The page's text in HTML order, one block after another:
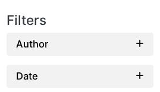
Filters
Author
Date